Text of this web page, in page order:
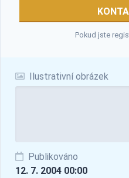
Ilustrativní obrázek
Publikováno
12. 7. 2004 00:00
Pokud jste